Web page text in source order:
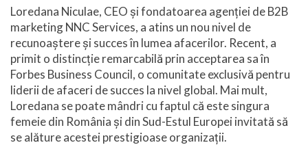
Loredana Niculae, CEO și fondatoarea agenției de B2B
marketing NNC Services, a atins un nou nivel de
recunoaștere și succes în lumea afacerilor. Recent, a
primit o distincție remarcabilă prin acceptarea sa în
Forbes Business Council, o comunitate exclusivă pentru
liderii de afaceri de succes la nivel global. Mai mult,
Loredana se poate mândri cu faptul că este singura
femeie din România și din Sud-Estul Europei invitată să
se alăture acestei prestigioase organizații.